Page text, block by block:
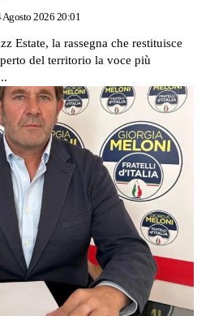
Agosto 2026 20:01
Estate, la rassegna che restituisce
del territorio la voce più